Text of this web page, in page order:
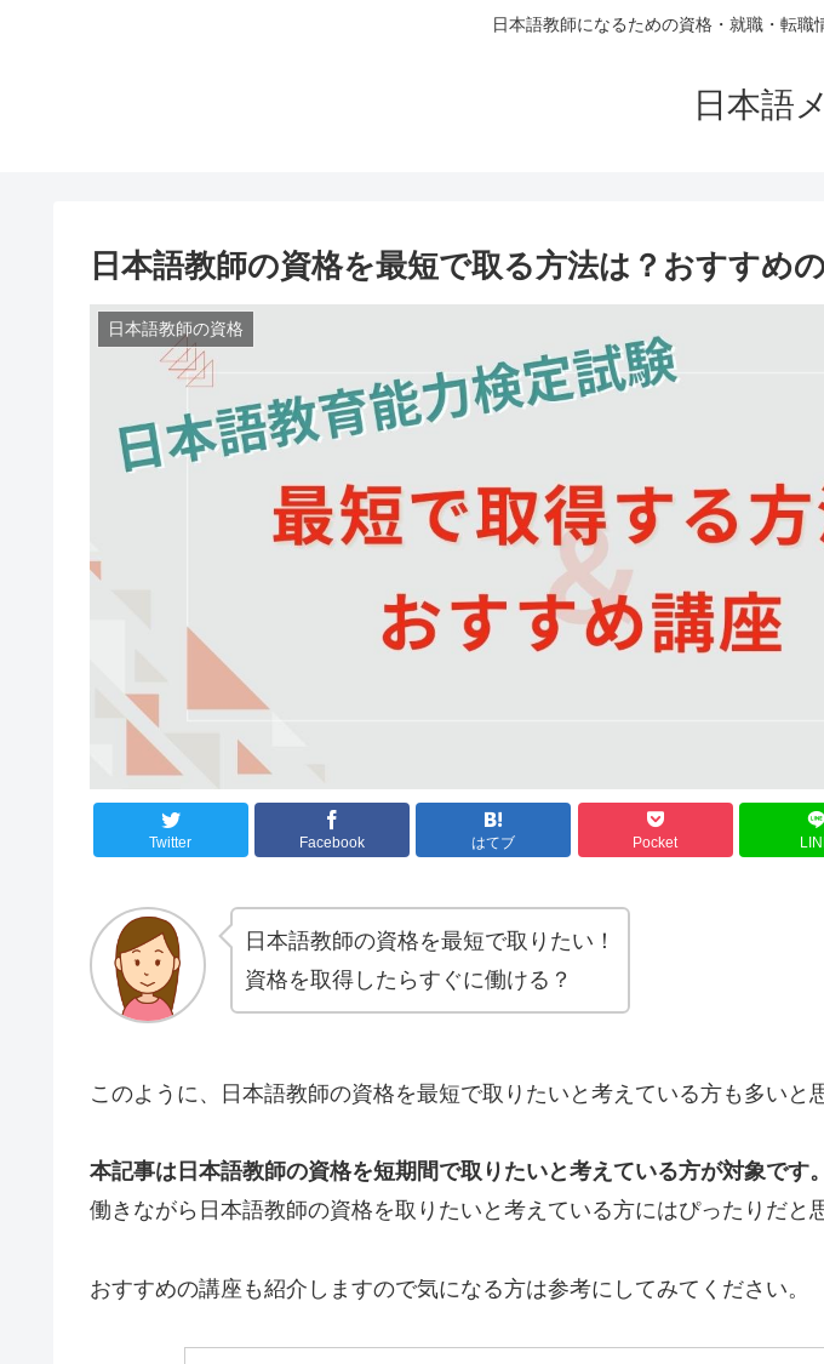
日本語教師になるための資格・就職・転
日本語
日本語教師の資格を最短で取る方法は？おすすめ
日本語教師の資格
Twitter Facebook はてブ Pocket
日本語教師の資格を最短で取りたい！
資格を取得したらすぐに働ける？
このように、日本語教師の資格を最短で取りたいと考えている方も多いと
本記事は日本語教師の資格を短期間で取りたいと考えている方が対象です。
働きながら日本語教師の資格を取りたいと考えている方にはぴったりだと
おすすめの講座も紹介しますので気になる方は参考にしてみてください。